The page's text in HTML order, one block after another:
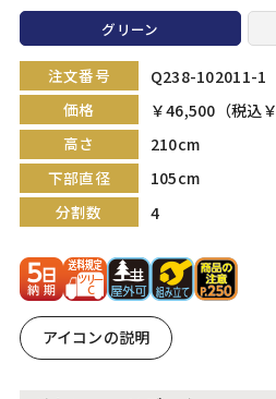
グリーン
注文番号
Q238-102011-1
価格
￥46,500（税込
高さ
210cm
下部直径
105cm
分割数
4
アイコンの説明